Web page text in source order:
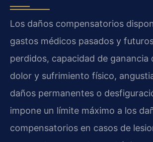
Los daños compensatorios
gastos médicos pasados y
perdidos, capacidad de ganancia
dolor y sufrimiento físico,
daños permanentes o
impone un límite máximo a los
compensatorios en casos de